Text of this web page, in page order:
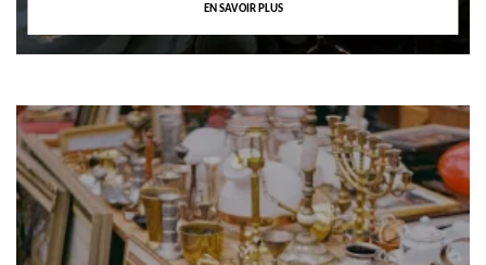
EN SAVOIR PLUS